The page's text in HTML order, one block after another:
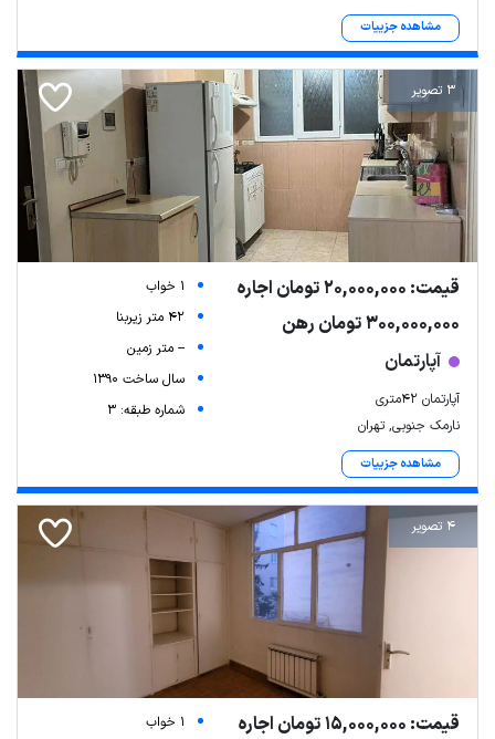
مشاهده جزییات
3 تصویر
قیمت: 20,000,000 تومان اجاره
300,000,000 تومان رهن
آپارتمان
آپارتمان ۴۲متری
نارمک جنوبی, تهران
مشاهده جزییات
1 خواب
42 متر زیربنا
-- متر زمین
سال ساخت 1390
شماره طبقه: 3
4 تصویر
قیمت: 15,000,000 تومان اجاره
1 خواب